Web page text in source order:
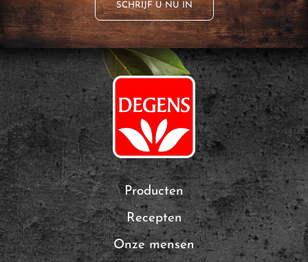
SCHRIJF U NU IN
Producten
Recepten
Onze mensen